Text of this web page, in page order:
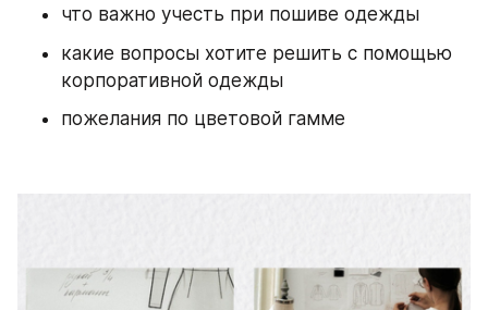
что важно учесть при пошиве одежды
какие вопросы хотите решить с помощью
корпоративной одежды
пожелания по цветовой гамме